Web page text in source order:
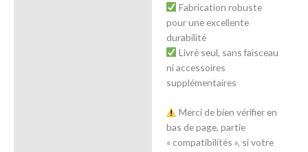
Fabrication robuste
pour une excellente
durabilité
Livré seul, sans faisceau
ni accessoires
supplémentaires
Merci de bien vérifier en
bas de page, partie
« compatibilités », si votre